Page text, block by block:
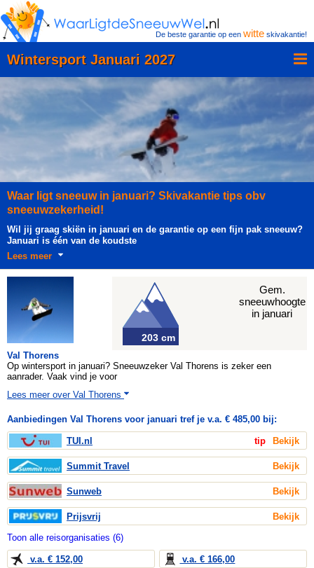
De beste garantie op een witte skivakantie!
Wintersport Januari 2027
Waar ligt sneeuw in januari? Skivakantie tips obv
sneeuwzekerheid!
Wil jij graag skiën in januari en de garantie op een fijn pak sneeuw?
Januari is één van de koudste
Lees meer
Val Thorens
Op wintersport in januari? Sneeuwzeker Val Thorens is zeker een
aanrader. Vaak vind je voor
Lees meer over Val Thorens
203 cm
Gem.
sneeuwhoogte
in januari
Aanbiedingen Val Thorens voor januari tref je v.a. € 485,00 bij:
TUI.nl tip Bekijk
Summit Travel Bekijk
Sunweb Bekijk
Prijsvrij
Bekijk
Toon alle reisorganisaties (6)
v.a. € 152,00 v.a. € 166,00